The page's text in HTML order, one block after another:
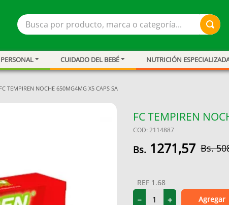
Busca por producto, marca o categoría...
CUIDADO DEL BEBÉ NUTRICIÓN
FC TEMPIREN NOCHE 650MG4MG X5 CAPS SA
FC TEMPIREN
COD: 2114887
1271,57
REF 1.68
＋
－ Agregar
solar